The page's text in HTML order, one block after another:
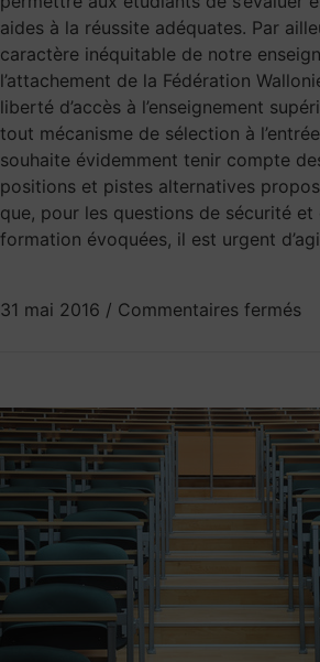
aides à la réussite adéquates. Par
caractère inéquitable de notre
l’attachement de la Fédération
liberté d’accès à l’enseignement
tout mécanisme de sélection à
souhaite évidemment tenir compte
positions et pistes alternatives
que, pour les questions de sécurité
formation évoquées, il est urgent
31 mai 2016 / Commentaires fermés